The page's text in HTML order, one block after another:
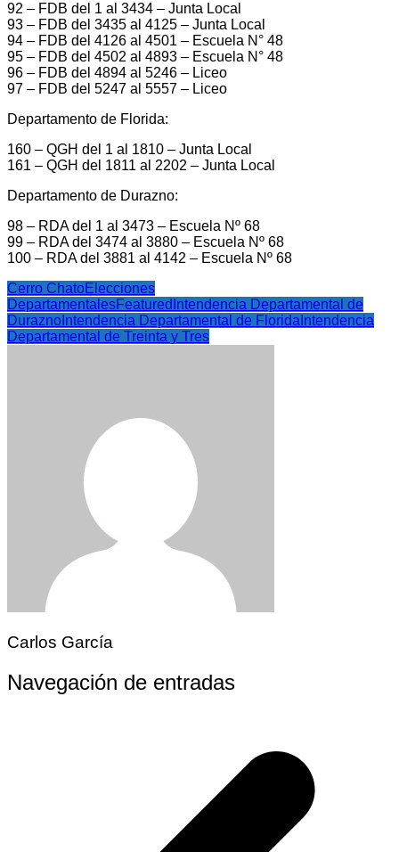
92 – FDB del 1 al 3434 – Junta Local
93 – FDB del 3435 al 4125 – Junta Local
94 – FDB del 4126 al 4501 – Escuela N° 48
95 – FDB del 4502 al 4893 – Escuela N° 48
96 – FDB del 4894 al 5246 – Liceo
97 – FDB del 5247 al 5557 – Liceo
Departamento de Florida:
160 – QGH del 1 al 1810 – Junta Local
161 – QGH del 1811 al 2202 – Junta Local
Departamento de Durazno:
98 – RDA del 1 al 3473 – Escuela Nº 68
99 – RDA del 3474 al 3880 – Escuela Nº 68
100 – RDA del 3881 al 4142 – Escuela Nº 68
Cerro ChatoElecciones
DepartamentalesFeatured Intendencia Departamental de
Durazno Intendencia Departamental de Florida Intendencia
Departamental de Treinta y Tres
Carlos García
Navegación de entradas